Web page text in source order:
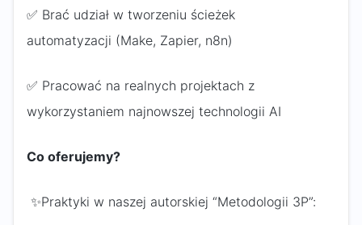
✅ Brać udział w tworzeniu ścieżek
automatyzacji (Make, Zapier, n8n)
✅ Pracować na realnych projektach z
wykorzystaniem najnowszej technologii AI
Co oferujemy?
✨Praktyki w naszej autorskiej “Metodologii 3P”: